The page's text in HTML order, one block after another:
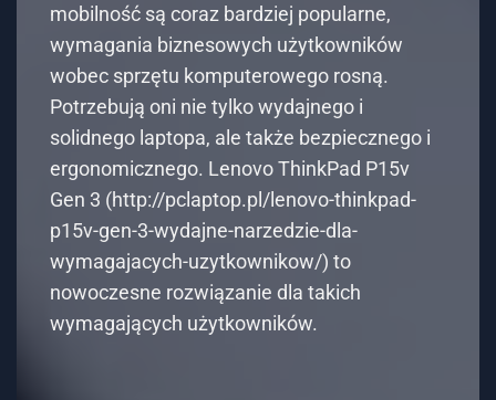
mobilność są coraz bardziej popularne,
wymagania biznesowych użytkowników
wobec sprzętu komputerowego rosną.
Potrzebują oni nie tylko wydajnego i
solidnego laptopa, ale także bezpiecznego i
ergonomicznego. Lenovo ThinkPad P15v
Gen 3 (http://pclaptop.pl/lenovo-thinkpad-
p15v-gen-3-wydajne-narzedzie-dla-
wymagajacych-uzytkownikow/) to
nowoczesne rozwiązanie dla takich
wymagających użytkowników.